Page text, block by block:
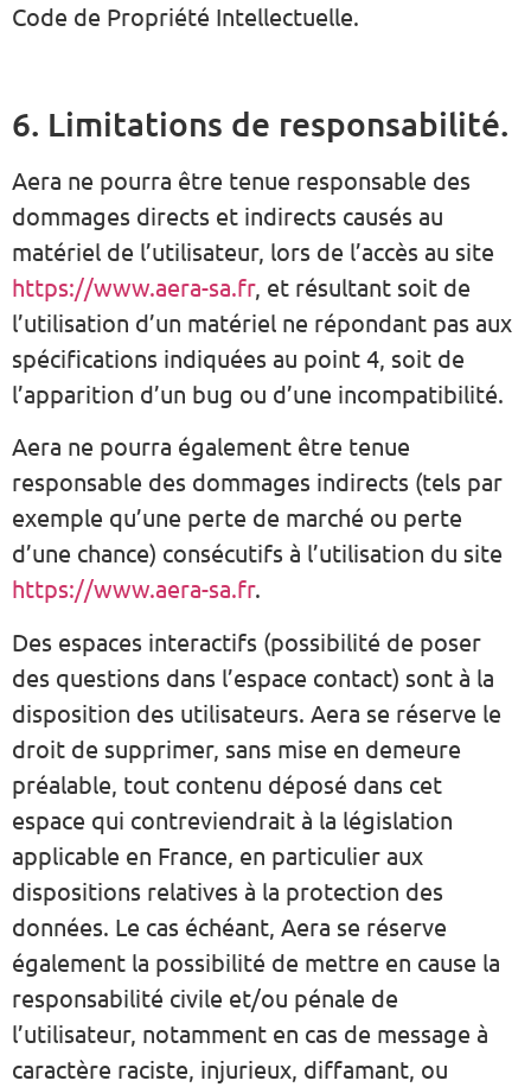
Code de Propriété Intellectuelle.
6. Limitations de responsabilité.
Aera ne pourra être tenue responsable des
dommages directs et indirects causés au
matériel de l’utilisateur, lors de l’accès au site
https://www.aera-sa.fr, et résultant soit de
l’utilisation d’un matériel ne répondant pas aux
spécifications indiquées au point 4, soit de
l’apparition d’un bug ou d’une incompatibilité.
Aera ne pourra également être tenue
responsable des dommages indirects (tels par
exemple qu’une perte de marché ou perte
d’une chance) consécutifs à l’utilisation du site
https://www.aera-sa.fr.
Des espaces interactifs (possibilité de poser
des questions dans l’espace contact) sont à la
disposition des utilisateurs. Aera se réserve le
droit de supprimer, sans mise en demeure
préalable, tout contenu déposé dans cet
espace qui contreviendrait à la législation
applicable en France, en particulier aux
dispositions relatives à la protection des
données. Le cas échéant, Aera se réserve
également la possibilité de mettre en cause la
responsabilité civile et/ou pénale de
l’utilisateur, notamment en cas de message à
caractère raciste, injurieux, diffamant, ou